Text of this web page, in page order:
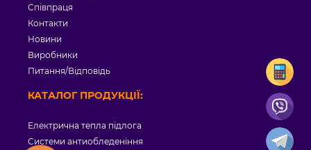
Співпраця
Контакти
Новини
Виробники
Питання/Відповідь
КАТАЛОГ ПРОДУКЦІЇ:
Електрична тепла підлога
Системи антиобледеніння